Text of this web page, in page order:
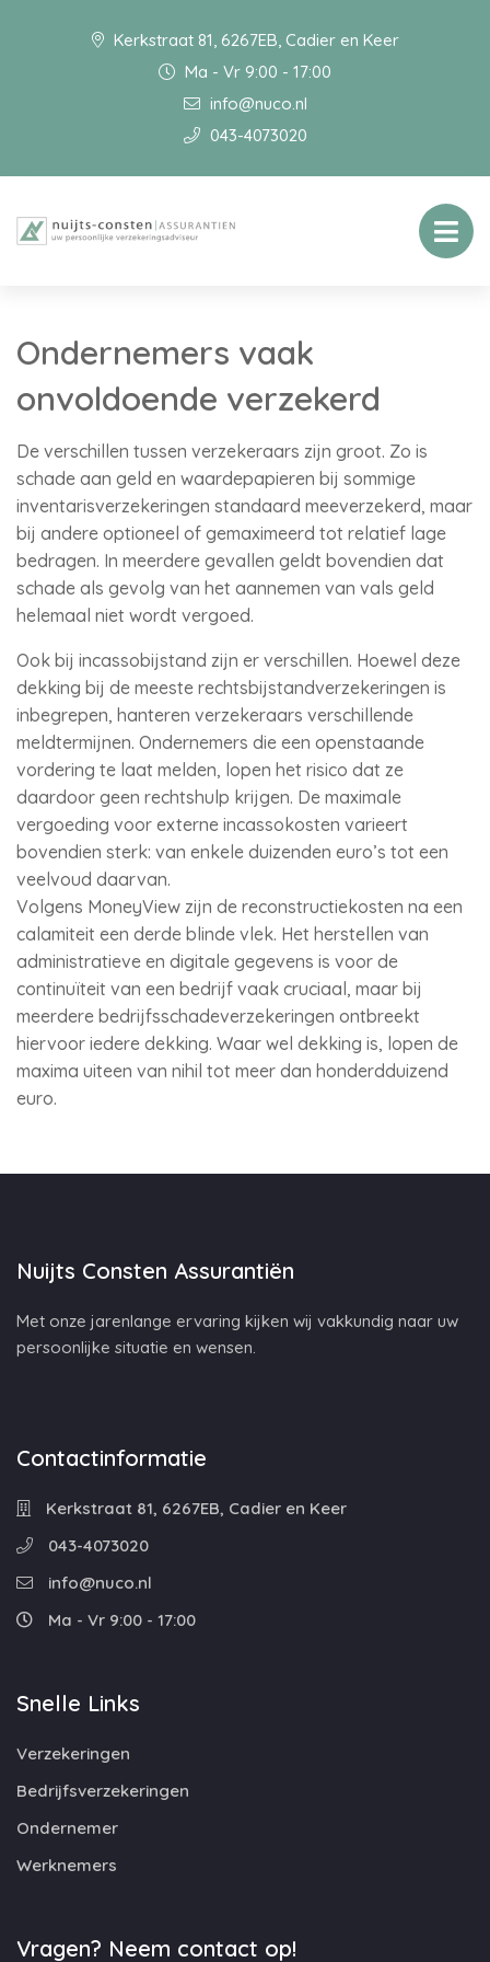
Kerkstraat 81, 6267EB, Cadier en Keer
Ma - Vr 9:00 - 17:00
info@nuco.nl
043-4073020
Ondernemers vaak
onvoldoende verzekerd
De verschillen tussen verzekeraars zijn groot. Zo is
schade aan geld en waardepapieren bij sommige
inventarisverzekeringen standaard meeverzekerd, maar
bij andere optioneel of gemaximeerd tot relatief lage
bedragen. In meerdere gevallen geldt bovendien dat
schade als gevolg van het aannemen van vals geld
helemaal niet wordt vergoed.
Ook bij incassobijstand zijn er verschillen. Hoewel deze
dekking bij de meeste rechtsbijstandverzekeringen is
inbegrepen, hanteren verzekeraars verschillende
meldtermijnen. Ondernemers die een openstaande
vordering te laat melden, lopen het risico dat ze
daardoor geen rechtshulp krijgen. De maximale
vergoeding voor externe incassokosten varieert
bovendien sterk: van enkele duizenden euro’s tot een
veelvoud daarvan.
Volgens MoneyView zijn de reconstructiekosten na een
calamiteit een derde blinde vlek. Het herstellen van
administratieve en digitale gegevens is voor de
continuïteit van een bedrijf vaak cruciaal, maar bij
meerdere bedrijfsschadeverzekeringen ontbreekt
hiervoor iedere dekking. Waar wel dekking is, lopen de
maxima uiteen van nihil tot meer dan honderdduizend
euro.
Nuijts Consten Assurantiën
Met onze jarenlange ervaring kijken wij vakkundig naar uw
persoonlijke situatie en wensen.
Contactinformatie
Kerkstraat 81, 6267EB, Cadier en Keer
043-4073020
info@nuco.nl
Ma - Vr 9:00 - 17:00
Snelle Links
Verzekeringen
Bedrijfsverzekeringen
Ondernemer
Werknemers
Vragen? Neem contact op!